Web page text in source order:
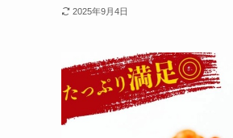
2025年9月4日